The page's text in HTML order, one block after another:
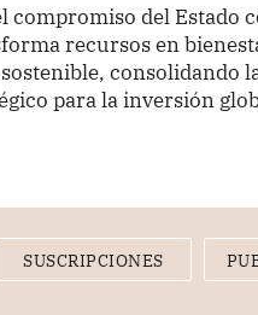
compromiso del Estado
recursos en
consolidando
para la inversión
SUSCRIPCIONES